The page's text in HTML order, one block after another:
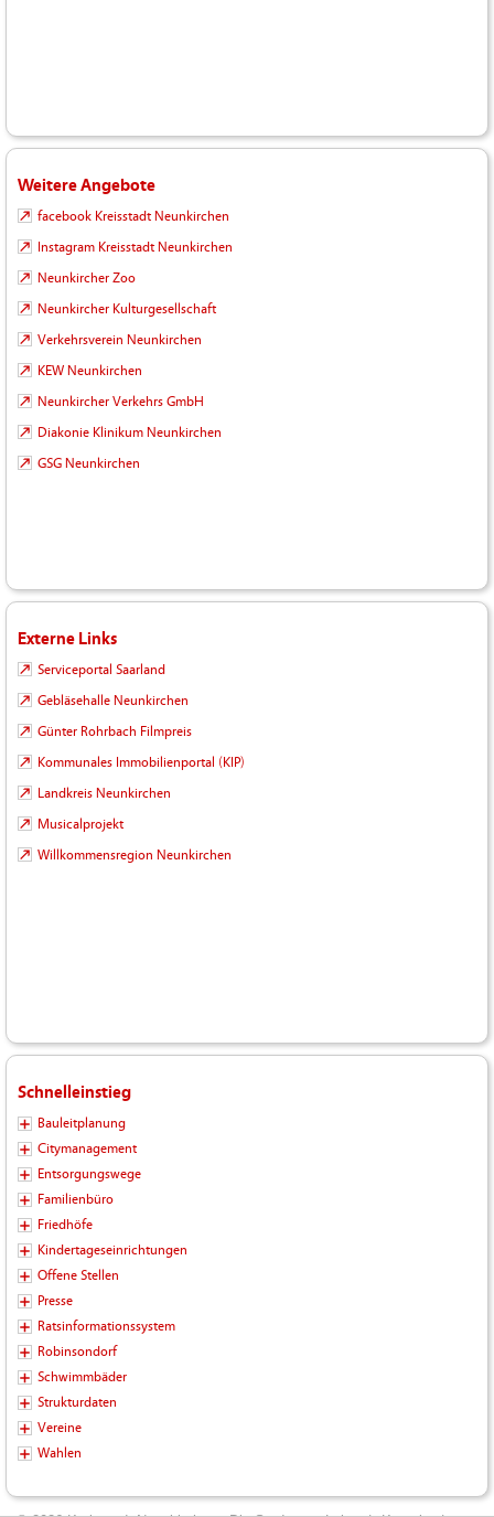
Weitere Angebote
facebook Kreisstadt Neunkirchen
Instagram Kreisstadt Neunkirchen
Neunkircher Zoo
Neunkircher Kulturgesellschaft
Verkehrsverein Neunkirchen
KEW Neunkirchen
Neunkircher Verkehrs GmbH
Diakonie Klinikum Neunkirchen
GSG Neunkirchen
Externe Links
Serviceportal Saarland
Gebläsehalle Neunkirchen
Günter Rohrbach Filmpreis
Kommunales Immobilienportal (KIP)
Landkreis Neunkirchen
Musicalprojekt
Willkommensregion Neunkirchen
Schnelleinstieg
Bauleitplanung
Citymanagement
Entsorgungswege
Familienbüro
Friedhöfe
Kindertageseinrichtungen
Offene Stellen
Presse
Ratsinformationssystem
Robinsondorf
Schwimmbäder
Strukturdaten
Vereine
Wahlen